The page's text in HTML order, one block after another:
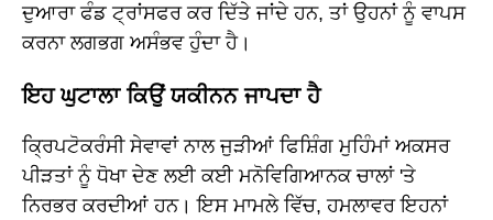
ਦੁਆਰਾ ਫੰਡ ਟ੍ਰਾਂਸਫਰ ਕਰ ਦਿੱਤੇ ਜਾਂਦੇ ਹਨ, ਤਾਂ ਉਹਨਾਂ ਨੂੰ ਵਾਪਸ
ਕਰਨਾ ਲਗਭਗ ਅਸੰਭਵ ਹੁੰਦਾ ਹੈ।
ਇਹ ਘੁਟਾਲਾ ਕਿਉਂ ਯਕੀਨਨ ਜਾਪਦਾ ਹੈ
ਕ੍ਰਿਪਟੋਕਰੰਸੀ ਸੇਵਾਵਾਂ ਨਾਲ ਜੁੜੀਆਂ ਫਿਸ਼ਿੰਗ ਮੁਹਿੰਮਾਂ ਅਕਸਰ
ਪੀੜਤਾਂ ਨੂੰ ਧੋਖਾ ਦੇਣ ਲਈ ਕਈ ਮਨੋਵਿਗਿਆਨਕ ਚਾਲਾਂ 'ਤੇ
ਨਿਰਭਰ ਕਰਦੀਆਂ ਹਨ। ਇਸ ਮਾਮਲੇ ਵਿੱਚ, ਹਮਲਾਵਰ ਇਹਨਾਂ